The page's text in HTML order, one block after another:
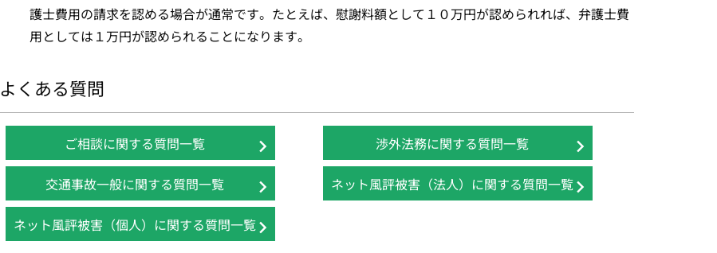
護士費用の請求を認める場合が通常です。たとえば、慰謝料額として１０万円が認められれば、弁護士費
用としては１万円が認められることになります。
よくある質問
ご相談に関する質問一覧 渉外法務に関する質問一覧
交通事故一般に関する質問一覧 ネット風評被害（法人）に関する質問一覧
ネット風評被害（個人）に関する質問一覧